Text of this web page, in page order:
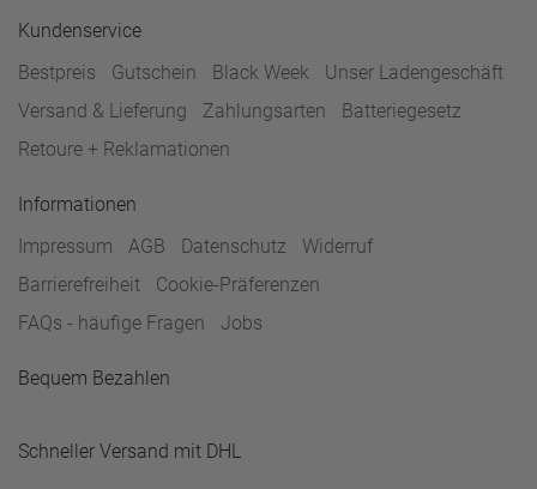
Kundenservice
Bestpreis
Gutschein Black Week
Unser Ladengeschäft
Versand & Lieferung
Zahlungsarten
Batteriegesetz
Retoure + Reklamationen
Informationen
Impressum
AGB Datenschutz
Widerruf
Barrierefreiheit
Cookie-Präferenzen
FAQs - häufige Fragen
Jobs
Bequem Bezahlen
Schneller Versand mit DHL